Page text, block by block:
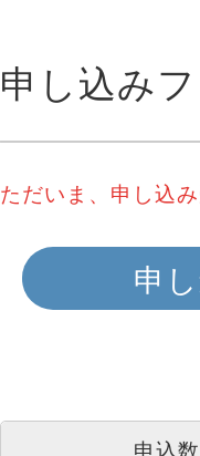
申し込み
ただいま、申し込み
申
申込